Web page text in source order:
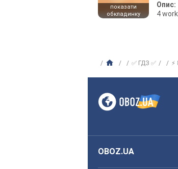
показати
обкладинку
Опис:
4
✅ ГДЗ ✅
OBOZ.UA